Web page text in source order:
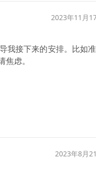
办理签证的服务，能够
2023年11月
我接下来的安排。比如
虑。
2023年8月